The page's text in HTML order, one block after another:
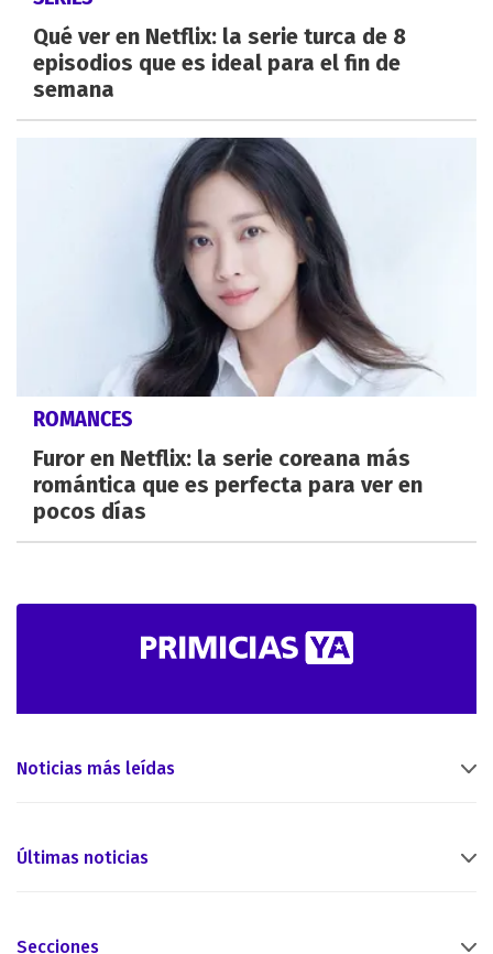
Qué ver en Netflix: la serie turca de 8
episodios que es ideal para el fin de
semana
ROMANCES
Furor en Netflix: la serie coreana más
romántica que es perfecta para ver en
pocos días
Noticias más leídas
Últimas noticias
Secciones